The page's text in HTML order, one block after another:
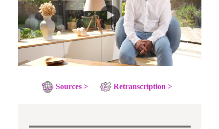
Sources > Retranscription >